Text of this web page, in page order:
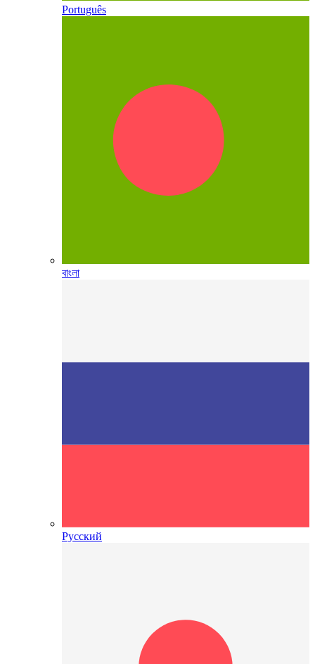
Português
বাংলা
Русский